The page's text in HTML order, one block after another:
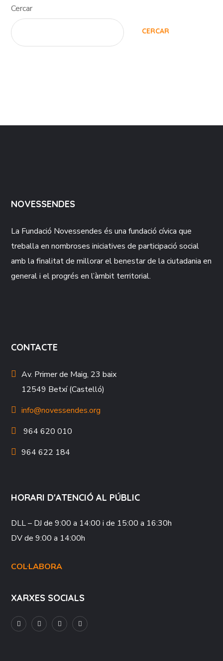
Cercar
CERCAR
NOVESSENDES
La Fundació Novessendes és una fundació cívica que
treballa en nombroses iniciatives de participació social
amb la finalitat de millorar el benestar de la ciutadania en
general i el progrés en l’àmbit territorial.
CONTACTE
Av. Primer de Maig, 23 baix
12549 Betxí (Castelló)
info@novessendes.org
964 620 010
964 622 184
HORARI D'ATENCIÓ AL PÚBLIC
DLL – DJde 9:00 a 14:00 i de 15:00 a 16:30h
DVde 9:00 a 14:00h
COL·LABORA
XARXES SOCIALS